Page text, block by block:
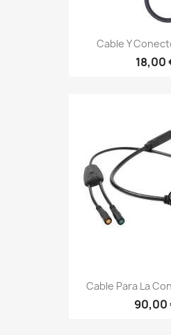
Cable Y
18,00
Cable Para La
90,00